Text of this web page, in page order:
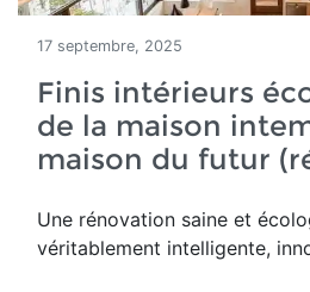
17 septembre, 2025
Finis intérieurs
de la maison
maison du futur
Une rénovation saine et
véritablement intelligente,